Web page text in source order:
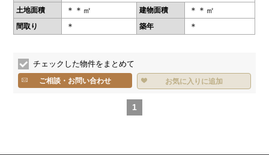
土地面積 ＊＊㎡ 建物面積 ＊＊㎡
間取り ＊ 築年 ＊
チェックした物件をまとめて
ご相談・お問い合わせ お気に入りに追加
1